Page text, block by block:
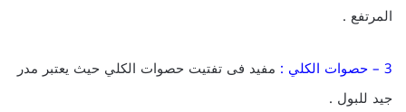
المرتفع .
3 – حصوات الكلي :
مفيد فى تفتيت حصوات الكلي حيث يعتبر مدر
جيد للبول .